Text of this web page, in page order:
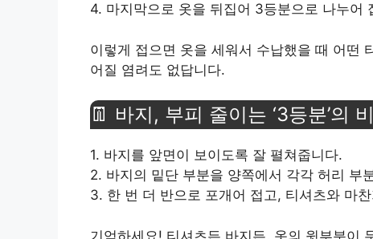
4. 마지막으로 옷을 뒤집어 3등분으로 나누어
이렇게 접으면 옷을 세워서 수납했을 때 어떤
어질 염려도 없답니다.
👖 바지, 부피 줄이는 ‘3등분’의
1. 바지를 앞면이 보이도록 잘 펼쳐줍니다.
2. 바지의 밑단 부분을 양쪽에서 각각 허리 부
3. 한 번 더 반으로 포개어 접고, 티셔츠와 마
기억하세요! 티셔츠든 바지든, 옷의 윗부분이